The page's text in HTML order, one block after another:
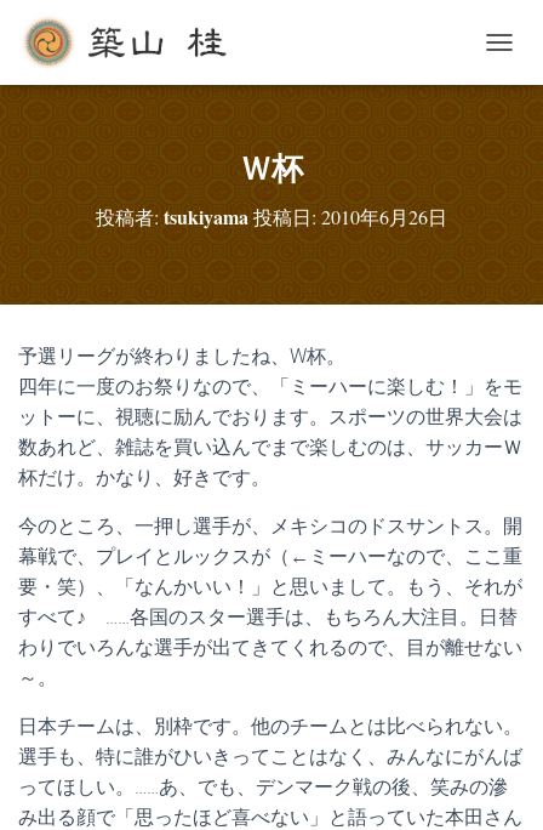
ビ
Ｗ杯
投稿者: tsukiyama投稿日: 2010年6月26日
予選リーグが終わりましたね、W杯。
四年に一度のお祭りなので、「ミーハーに楽しむ！」をモ
ットーに、視聴に励んでおります。スポーツの世界大会は
数あれど、雑誌を買い込んでまで楽しむのは、サッカーＷ
杯だけ。かなり、好きです。
今のところ、一押し選手が、メキシコのドスサントス。開
幕戦で、プレイとルックスが（←ミーハーなので、ここ重
要・笑）、「なんかいい！」と思いまして。もう、それが
すべて♪ ……各国のスター選手は、もちろん大注目。日替
わりでいろんな選手が出てきてくれるので、目が離せない
～。
日本チームは、別枠です。他のチームとは比べられない。
選手も、特に誰がひいきってことはなく、みんなにがんば
ってほしい。……あ、でも、デンマーク戦の後、笑みの滲
み出る顔で「思ったほど喜べない」と語っていた本田さん